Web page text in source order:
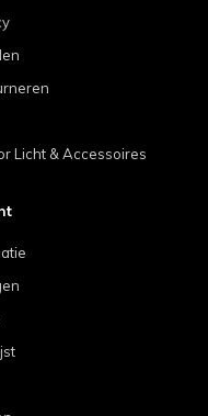
Licht & Accessoires